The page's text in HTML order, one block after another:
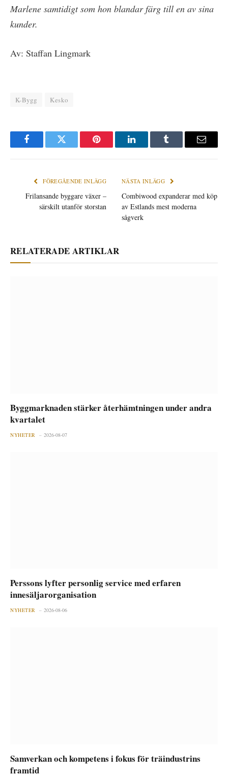
Marlene samtidigt som hon blandar färg till en av sina
kunder.
Av: Staffan Lingmark
K-Bygg Kesko
FacebookTwitter Pinterest LinkedInTumblr
E-
FÖREGÅENDE INLÄGG
Frilansande byggare växer –
särskilt utanför storstan
NÄSTA INLÄGG
Combiwood expanderar med köp
av Estlands mest moderna
sågverk
RELATERADE ARTIKLAR
Byggmarknaden stärker återhämtningen under andra
kvartalet
NYHETER 2026-08-07
Perssons lyfter personlig service med erfaren
innesäljarorganisation
NYHETER 2026-08-06
Samverkan och kompetens i fokus för träindustrins
framtid